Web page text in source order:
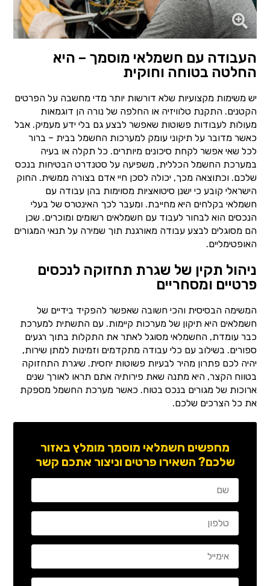
העבודה עם חשמלאי מוסמך – היא
החלטה בטוחה וחוקית
יש משימות מקצועיות שלא דורשות יותר מדי מחשבה על הפרטים
הקטנים. התקנת טלוויזיה או החלפה של נורה הן דוגמאות
מעולות לעבודות פשוטות שאפשר לבצע גם בלי ידע מעמיק. אבל
כאשר מדובר על תיקוני עומק למערכות החשמל בבית – ברור
לכל שאי אפשר לקחת סיכונים מיותרים. כל תקלה או בעיה
במערכת החשמל הכללית, משפיעה על סטנדרט הבטיחות בנכס
שלכם. וכתוצאה מכך, יכולה לסכן חיי אדם בצורה ממשית. החוק
הישראלי קובע כי ישנן סיטואציות מסוימות בהן עבודה עם
חשמלאי בקלחים היא מחייבת. ומעבר לכך האינטרס של בעלי
הנכסים הוא לבחור לעבוד עם חשמלאים רשומים ומוכרים. שכן
הם מסוגלים לבצע עבודה מאורגנת תוך שמירה על תנאי המגורים
האופטימליים.
ניהול תקין של שגרת תחזוקה לנכסים
פרטיים ומסחריים
המשימה הבסיסית והכי חשובה שאפשר להפקיד בידיים של
חשמלאים היא תיקון של מערכות קיימות. עם התשתית למערכת
כבר עומדת, החשמלאי מסוגל לאתר את התקלות בתוך רגעים
ספורים. בשילוב עם כלי עבודה מתקדמים וזמינות למתן שירות,
יהיה לכם פתרון מהיר לבעיות פשוטות יחסית. שיגרת התחזוקה
בטווח הקצר, היא מתנה שאת פירותיה אתם תראו לאורך שנים
ארוכות של מגורים בנכס בטוח. כאשר מערכת החשמל מספקת
את כל הצרכים שלכם.
מחפשים חשמלאי מוסמך מומלץ באזור
שלכם? השאירו פרטים וניצור אתכם קשר